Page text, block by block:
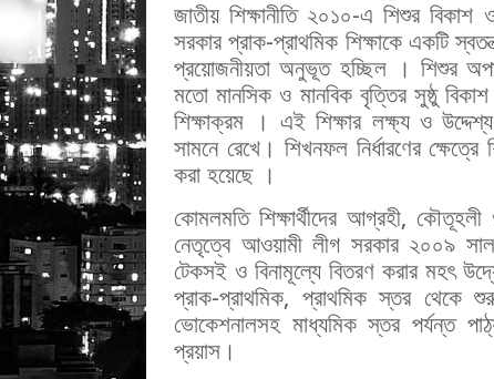
জাতীয় শিক্ষানীতি ২০১০-এ শিশুর বিকাশ
সরকার প্রাক-প্রাথমিক শিক্ষাকে একটি
প্রয়োজনীয়তা অনুভূত হচ্ছিল । শিশুর
মতো মানসিক ও মানবিক বৃত্তির সুষ্ঠু
শিক্ষাক্রম । এই শিক্ষার লক্ষ্য ও উদ্দেশ্য
সামনে রেখে। শিখনফল নির্ধারণের ক্ষেত্রে
করা হয়েছে ।
কোমলমতি শিক্ষার্থীদের আগ্রহী, কৌতূহলী
নেতৃত্বে আওয়ামী লীগ সরকার ২০০৯
টেকসই ও বিনামূল্যে বিতরণ করার মহৎ
প্রাক-প্রাথমিক, প্রাথমিক স্তর থেকে
ভোকেশনালসহ মাধ্যমিক স্তর পর্যন্ত
প্রয়াস।